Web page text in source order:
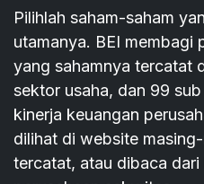
Pilihlah saham-saham
utamanya. BEI membagi
yang sahamnya tercatat
sektor usaha, dan 99
kinerja keuangan
dilihat di website
tercatat, atau dibaca dari